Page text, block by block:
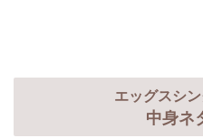
エッグスシ
中身ネ